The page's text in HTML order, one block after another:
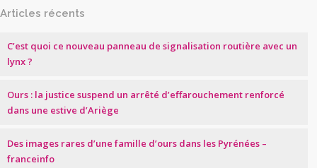
Articles récents
C’est quoi ce nouveau panneau de signalisation routière avec un
lynx ?
Ours : la justice suspend un arrêté d’effarouchement renforcé
dans une estive d’Ariège
Des images rares d’une famille d’ours dans les Pyrénées –
franceinfo